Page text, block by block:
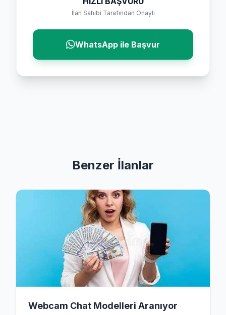
İlan Sahibi Tarafından Onaylı
WhatsApp ile Başvur
Benzer İlanlar
Webcam Chat Modelleri Aranıyor